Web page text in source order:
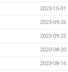
2023-10-01
2023-09-26
2023-09-25
2023-08-20
2023-08-16